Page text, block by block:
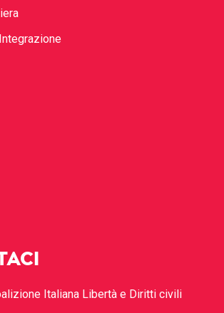
Italiana Libertà e Diritti civili